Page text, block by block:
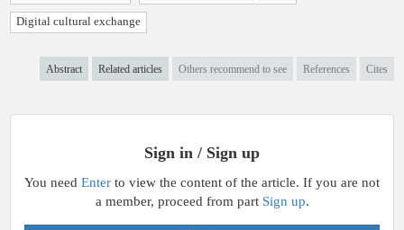
Digital cultural exchange
Abstract Related articles Others recommend to see References Cites
Sign in / Sign up
You need Enter to view the content of the article. If you are not
a member, proceed from part Sign up.